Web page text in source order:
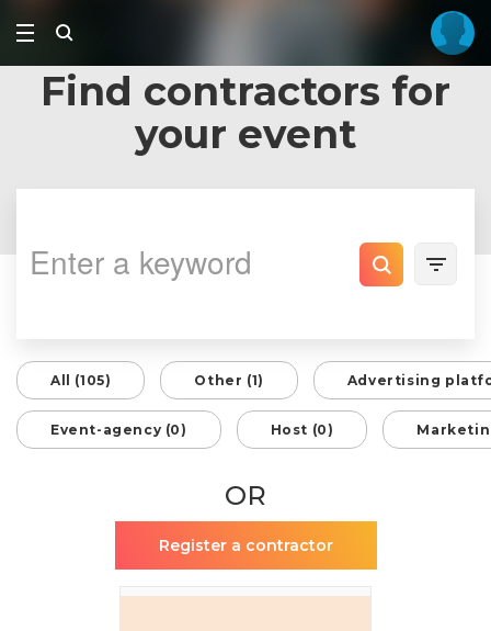
Find contractors for
your event
All (105) Other (1) Advertising
Event-agency (0) Host (0)
OR
Register a contractor